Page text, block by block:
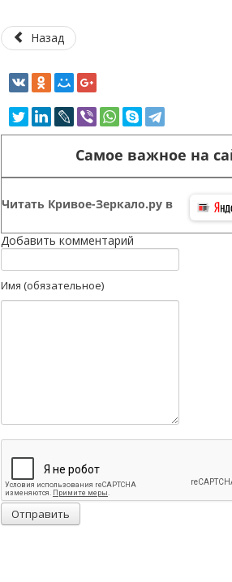
Назад
Самое важное на
Читать Кривое-Зеркало.ру в
Добавить комментарий
Имя (обязательное)
Отправить